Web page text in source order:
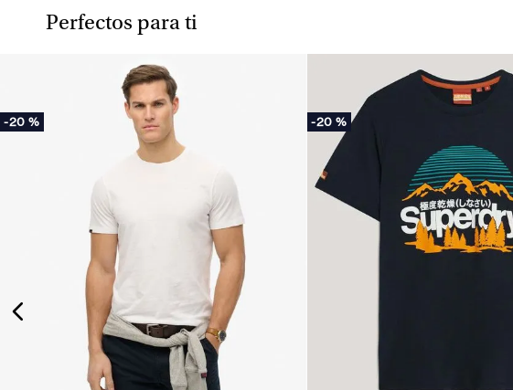
Perfectos para ti
-20 % -20 %